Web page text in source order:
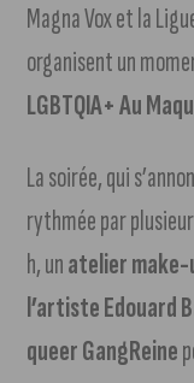
Magna Vox et la
organisent un
LGBTQIA+ Au
La soirée, qui
rythmée par
h, unatelier make-
l’artiste Edouard
queer GangReine